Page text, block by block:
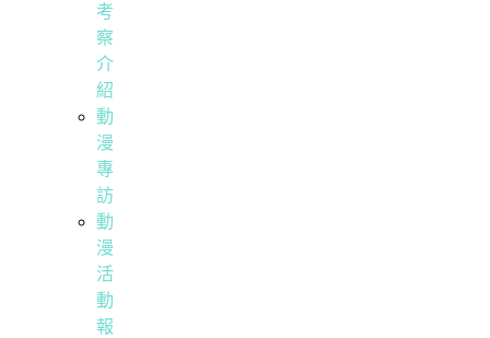
考
察
介
紹
動
漫
專
訪
動
漫
活
動
報